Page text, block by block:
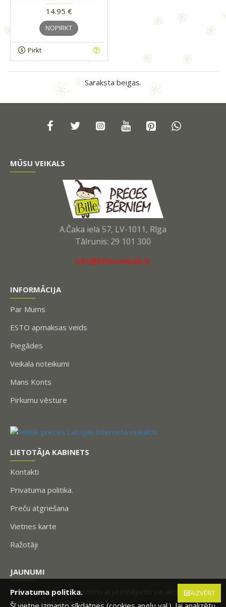
14.95 €
NOPIRKT
Pirkt
Saraksta beigas.
MŪSU VEIKALS
A.Čaka iela 57, LV-1011, Rīga
Tālrunis: 29 101 300
info@billesveikals.lv
INFORMĀCIJA
Par Mums
ESTO apmaksas veids
Piegādes
Veikala noteikumi
Mans Konts
Pirkumu vēsture
LIETOTĀJA KABINETS
Kontakti
Privatuma politika.
Preču atgriešana
Vietnes karte
Ražotāji
JAUNUMI
Nepalaidiet garām nevienu atjauninājumu vai akciju,
reģistrējoties mūsu biļetenā.
AIZVĒRT
Privatuma politika.